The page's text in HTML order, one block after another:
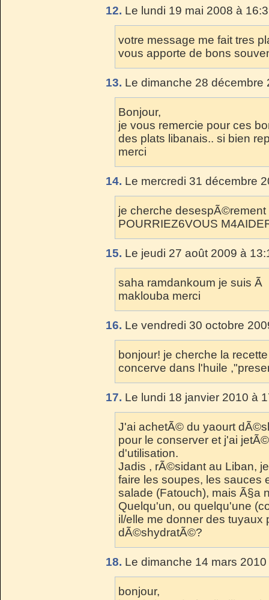
12. Le lundi 19 mai 2008 à
votre message me fait tres
vous apporte de bons
13. Le dimanche 28
Bonjour,
je vous remercie pour ces
des plats libanais.. si bien
merci
14. Le mercredi 31 décembre
je cherche desespÃ©rement
POURRIEZ6VOUS
15. Le jeudi 27 août 2009 à
saha ramdankoum je suis Ã
maklouba merci
16. Le vendredi 30 octobre
bonjour! je cherche la
concerve dans l'huile
17. Le lundi 18 janvier 2010 à
J'ai achetÃ© du yaourt
pour le conserver et j'ai
d'utilisation.
Jadis , rÃ©sidant au Liban,
faire les soupes, les sauces
salade (Fatouch), mais Ã§a
Quelqu'un, ou quelqu'une
il/elle me donner des tuyaux
dÃ©shydratÃ©?
18. Le dimanche 14 mars
bonjour,